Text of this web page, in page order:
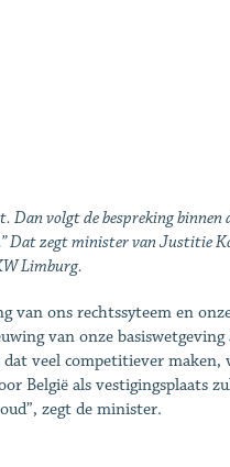
Dan volgt de bespreking binnen
Dat zegt minister van Justitie
Limburg.
van ons rechtssyteem en
van onze basiswetgeving
veel competitiever maken,
België als vestigingsplaats
zegt de minister.